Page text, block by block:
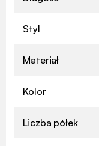
Styl
Materiał
Kolor
Liczba półek